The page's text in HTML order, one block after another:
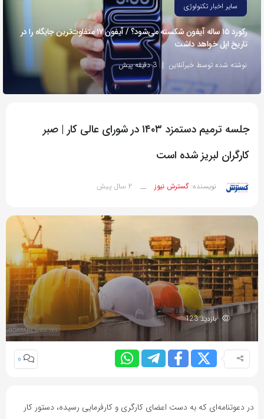
کپی
لینک
سایر اخبار تکنولوژی
رکورد ۱۵ ساله آیفون شکسته می‌شود؟ / آیفون ۱۷ متفاوت‌ترین جایگاه را در
تاریخ اپل خواهد داشت
نوشته شده توسط خبرآنلاین 3 دقیقه پیش
جلسه ترمیم دستمزد ۱۴۰۳ در شورای عالی کار | صبر
کارگران لبریز شده است
نویسنده: گسترش نیوز __ 2 سال پیش
بازدید 123
0
در دعوتنامه‌ای که به دست اعضای کارگری و کارفرمایی رسیده، دستور کار